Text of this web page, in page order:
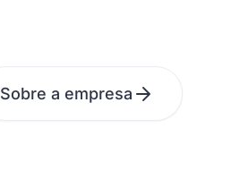
Sobre a empresa